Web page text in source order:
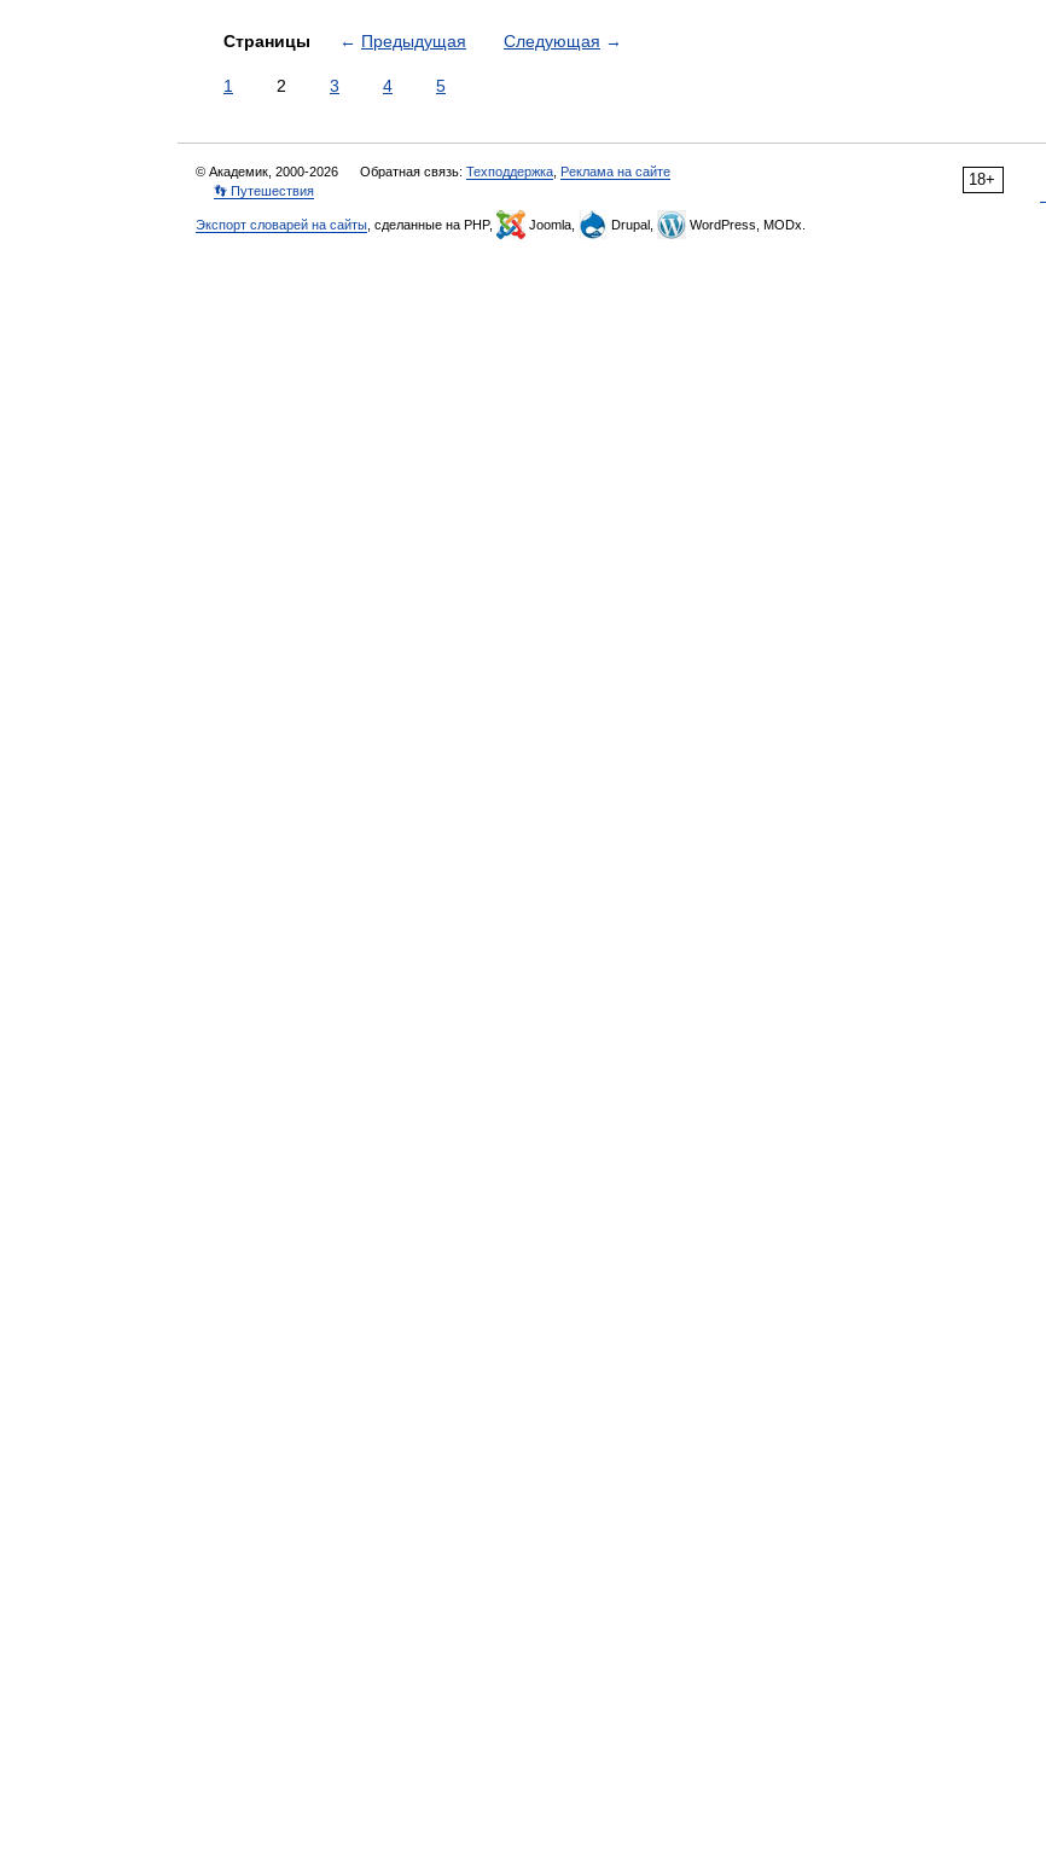
Страницы ← Предыдущая Следующая →
1 2 3 4 5
18+
© Академик, 2000-2026 Обратная связь: Техподдержка Реклама на сайте
👣 Путешествия
Экспорт словарей на сайты , сделанные на PHP, Joomla, Drupal, WordPress, MODx.